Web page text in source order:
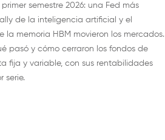
semestre 2026: una Fed más
de la inteligencia artificial y el
la memoria HBM movieron los mercados.
pasó y cómo cerraron los fondos de
fija y variable, con sus rentabilidades
serie.